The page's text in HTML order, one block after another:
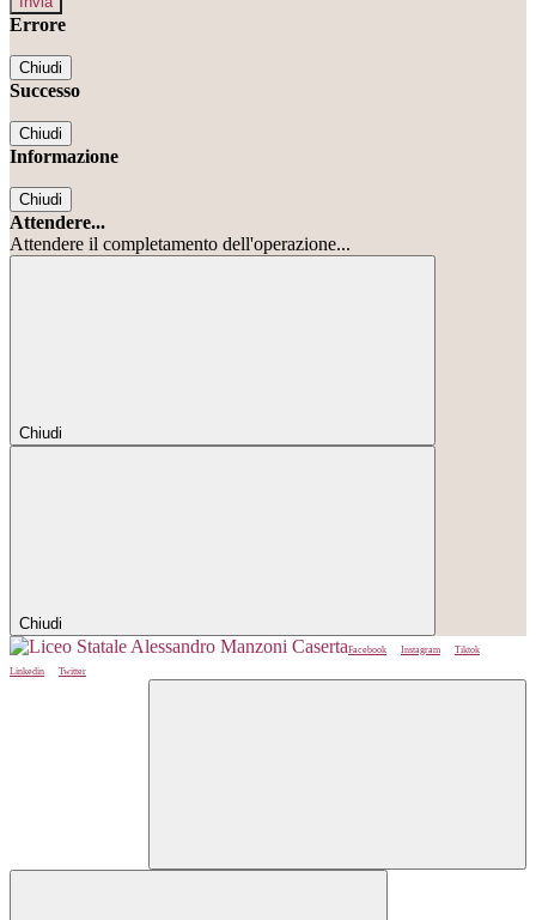
Errore
Chiudi
Successo
Chiudi
Informazione
Chiudi
Attendere...
Attendere il completamento dell'operazione...
Chiudi
Chiudi
Facebook Instagram
Tiktok
Linkedin
Twitter